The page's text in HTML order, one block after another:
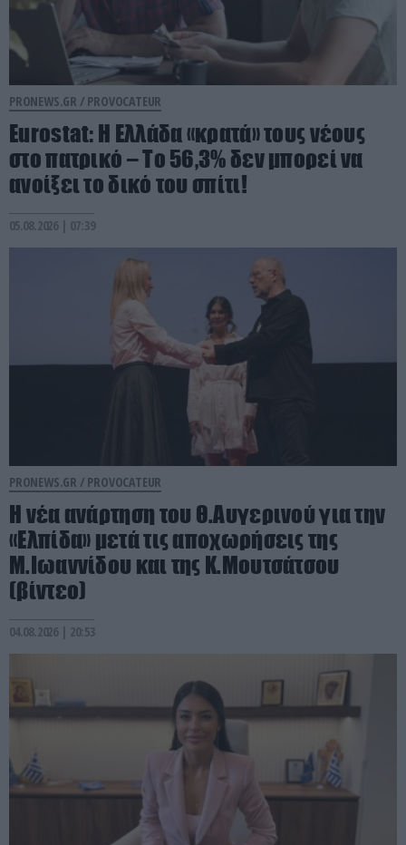
PRONEWS.GR / PROVOCATEUR
Eurostat: Η Ελλάδα «κρατά» τους νέους
στο πατρικό – Το 56,3% δεν μπορεί να
ανοίξει το δικό του σπίτι!
05.08.2026 | 07:39
PRONEWS.GR / PROVOCATEUR
Η νέα ανάρτηση του Θ.Αυγερινού για την
«Ελπίδα» μετά τις αποχωρήσεις της
Μ.Ιωαννίδου και της Κ.Μουτσάτσου
(βίντεο)
04.08.2026 | 20:53